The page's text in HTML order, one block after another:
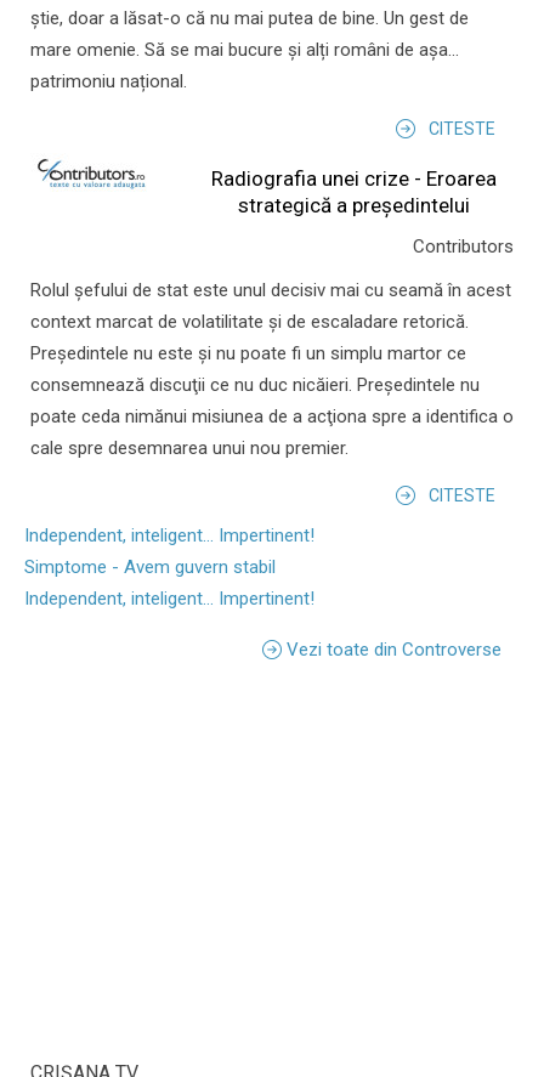
știe, doar a lăsat-o că nu mai putea de bine. Un gest de
mare omenie. Să se mai bucure și alți români de așa...
patrimoniu național.
CITESTE
Radiografia unei crize - Eroarea
strategică a președintelui
Contributors
Rolul şefului de stat este unul decisiv mai cu seamă în acest
context marcat de volatilitate şi de escaladare retorică.
Preşedintele nu este şi nu poate fi un simplu martor ce
consemnează discuţii ce nu duc nicăieri. Preşedintele nu
poate ceda nimănui misiunea de a acţiona spre a identifica o
cale spre desemnarea unui nou premier.
CITESTE
Independent, inteligent... Impertinent!
Simptome - Avem guvern stabil
Independent, inteligent... Impertinent!
Vezi toate din Controverse